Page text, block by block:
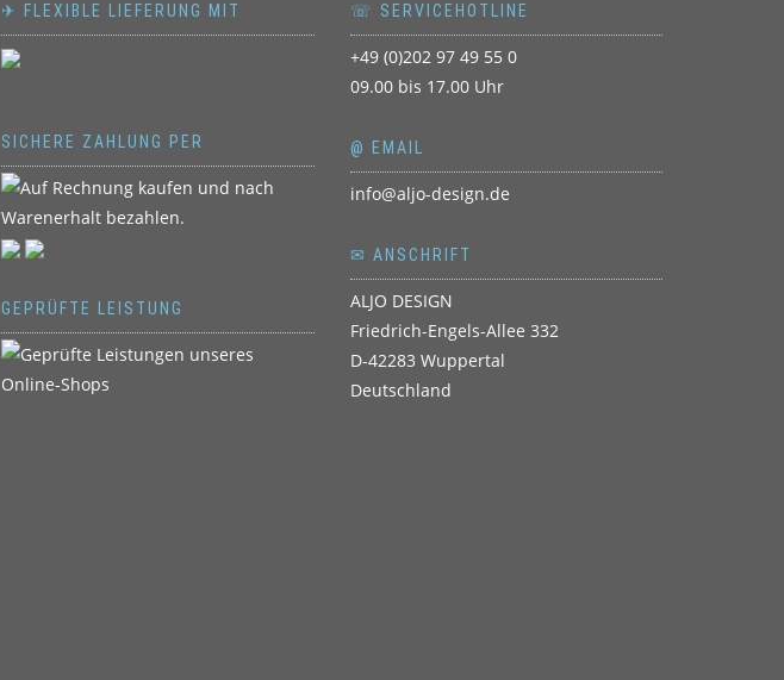
✈ FLEXIBLE LIEFERUNG MIT
SICHERE ZAHLUNG PER
GEPRÜFTE LEISTUNG
☏ SERVICEHOTLINE
+49 (0)202 97 49 55 0
09.00 bis 17.00 Uhr
@ EMAIL
info@aljo-design.de
✉ ANSCHRIFT
ALJO DESIGN
Friedrich-Engels-Allee 332
D-42283 Wuppertal
Deutschland